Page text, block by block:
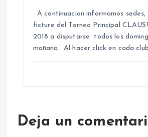
A continuacion informamos sedes,
fixture del Torneo Principal
2018 a disputarse todos los
mañana. Al hacer click en cada
Deja un